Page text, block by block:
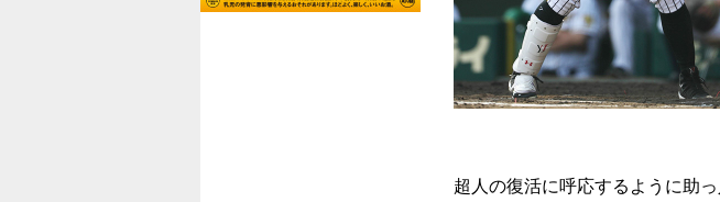
超人の復活に呼応するように助